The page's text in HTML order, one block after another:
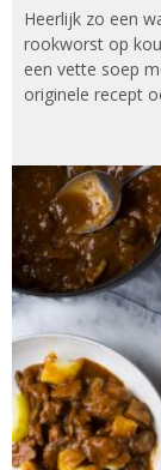
Heerlijk zo een
rookworst op
een vette soep
originele recept